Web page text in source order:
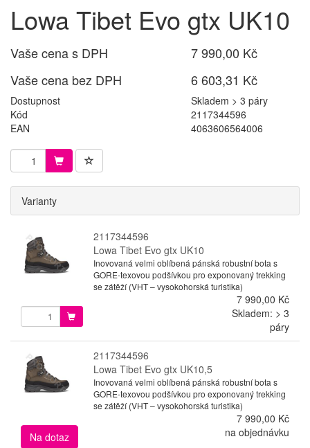
Lowa Tibet Evo gtx UK10
Vaše cena s DPH
7 990,00 Kč
Vaše cena bez DPH
6 603,31 Kč
Dostupnost
Skladem > 3 páry
Kód
2117344596
EAN
4063606564006
Varianty
2117344596
Lowa Tibet Evo gtx UK10
Inovovaná velmi oblíbená pánská robustní bota s
GORE-texovou podšívkou pro exponovaný trekking
se zátěží (VHT – vysokohorská turistika)
7 990,00 Kč
Skladem: > 3
páry
2117344596
Lowa Tibet Evo gtx UK10,5
Inovovaná velmi oblíbená pánská robustní bota s
GORE-texovou podšívkou pro exponovaný trekking
se zátěží (VHT – vysokohorská turistika)
7 990,00 Kč
Na dotaz
na objednávku